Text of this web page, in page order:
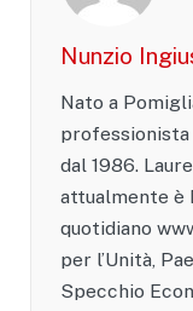
Nunzio
Nato a
dal 1986.
attualmente è
quotidiano
per l’Unità,
Specchio